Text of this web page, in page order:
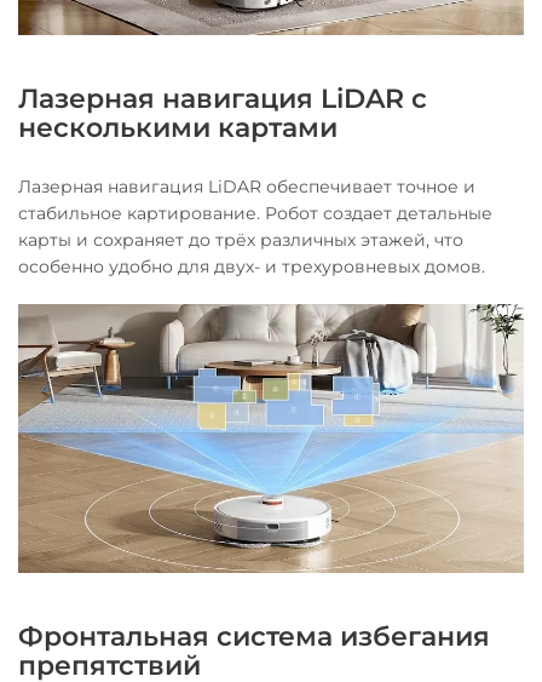
Лазерная навигация LiDAR с
несколькими картами
Лазерная навигация LiDAR обеспечивает точное и
стабильное картирование. Робот создает детальные
карты и сохраняет до трёх различных этажей, что
особенно удобно для двух- и трехуровневых домов.
Фронтальная система избегания
препятствий